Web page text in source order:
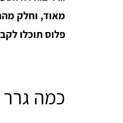
מאוד, וחלק
פלוס תוכלו לקבל 3 הצעות מחירים
כמה